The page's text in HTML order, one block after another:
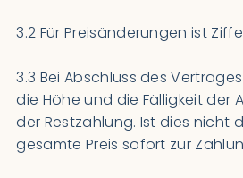
3.2 Für Preisänderungen ist
3.3 Bei Abschluss des
die Höhe und die Fälligkeit der
der Restzahlung. Ist dies nicht
gesamte Preis sofort zur